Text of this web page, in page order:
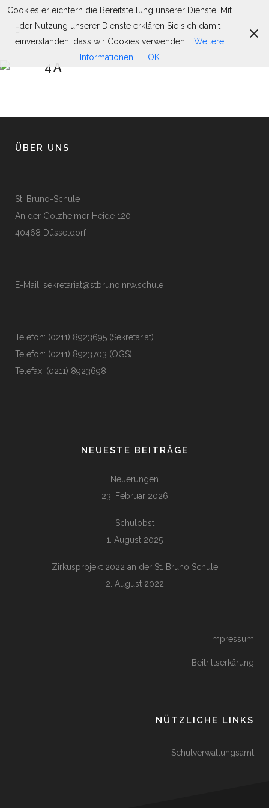
4A
ÜBER UNS
St. Bruno-Schule
An der Golzheimer Heide 120
40468 Düsseldorf
E-Mail: sekretariat@stbruno.nrw.schule
Telefon: (0211) 8923695 (Sekretariat)
Telefon: (0211) 8923703 (OGS)
Telefax: (0211) 8923698
NEUESTE BEITRÄGE
Neuerungen
23. Februar 2026
Schulobst
1. August 2025
Zirkusprojekt 2022 an der St. Bruno Schule
2. August 2022
Impressum
Beitrittserkärung
NÜTZLICHE LINKS
Schulverwaltungsamt
Cookies erleichtern die Bereitstellung unserer Dienste. Mit
der Nutzung unserer Dienste erklären Sie sich damit
einverstanden, dass wir Cookies verwenden.
Weitere
Informationen
OK